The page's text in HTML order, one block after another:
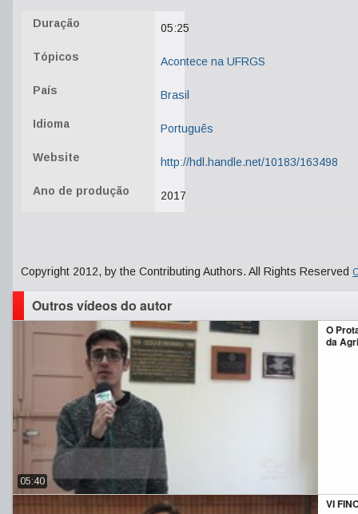
Duração 05:25
Tópicos Acontece na UFRGS
País Brasil
Idioma Português
Website http://hdl.handle.net/10183/163498
Ano de produção 2017
Copyright 2012, by the Contributing Authors. All Rights Reserved
Outros vídeos do autor
O
da
05:40
VI